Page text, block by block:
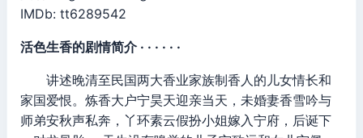
IMDb: tt6289542
活色生香的剧情简介 · · · · · ·
讲述晚清至民国两大香业家族制香人的儿女情长和
家国爱恨。炼香大户宁昊天迎亲当天，未婚妻香雪吟与
师弟安秋声私奔，丫环素云假扮小姐嫁入宁府，后诞下